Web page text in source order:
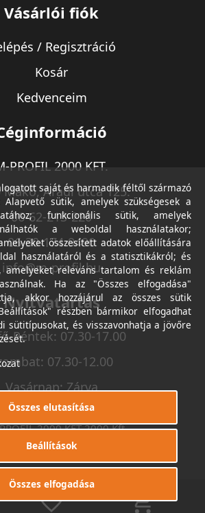
0
Vásárlói fiók
/ Regisztráció
Kosár
Kedvenceim
PROFIL 2000 KFT.
Makó, Aradi utca 125.
06-62-213-220
06-30-174-9490
info@m-profil.hu
Nyitvatartás
Péntek: 07.30-17.00
07.30-12.00
Vasárnap: Zárva
2000 KFT 2000 Kft.
Minden jog fenntartva.
KészítetteI.T.C. Kft.
saját és harmadik féltől származó
Alapvető sütik, amelyek szükségesek a
funkcionális sütik, amelyek
a weboldal használatakor;
összesített adatok előállítására
használatáról és a statisztikákról; és
amelyeket releváns tartalom és reklám
Ha az "Összes elfogadása"
akkor hozzájárul az összes sütik
részben bármikor elfogadhat
sütitípusokat, és visszavonhatja a jövőre
Összes elutasítása
Beállítások
Összes elfogadása